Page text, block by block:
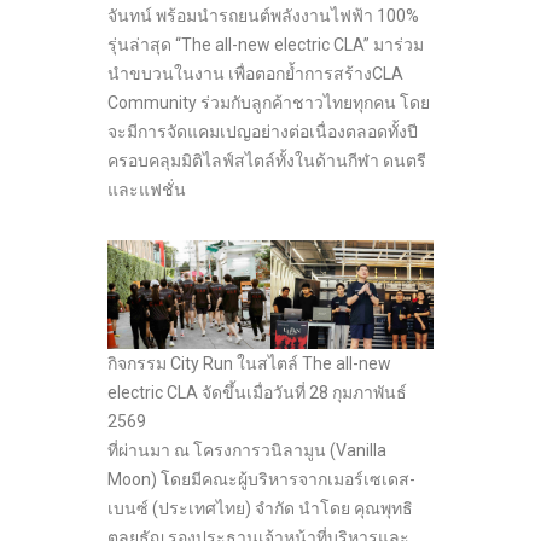
จันทน์ พร้อมนำรถยนต์พลังงานไฟฟ้า 100%
รุ่นล่าสุด “The all-new electric CLA” มาร่วม
นำขบวนในงาน เพื่อตอกย้ำการสร้างCLA
Community ร่วมกับลูกค้าชาวไทยทุกคน โดย
จะมีการจัดแคมเปญอย่างต่อเนื่องตลอดทั้งปี
ครอบคลุมมิติไลฟ์สไตล์ทั้งในด้านกีฬา ดนตรี
และแฟชั่น
กิจกรรม City Run ในสไตล์ The all-new
electric CLA จัดขึ้นเมื่อวันที่ 28 กุมภาพันธ์
2569
ที่ผ่านมา ณ โครงการวนิลามูน (Vanilla
Moon) โดยมีคณะผู้บริหารจากเมอร์เซเดส-
เบนซ์ (ประเทศไทย) จำกัด นำโดย คุณพุทธิ